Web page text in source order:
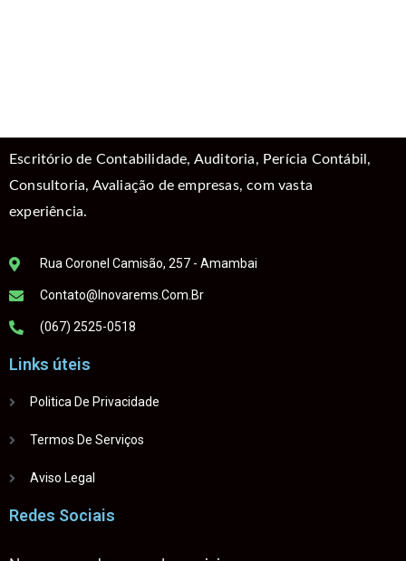
Escritório de Contabilidade, Auditoria, Perícia Contábil,
Consultoria, Avaliação de empresas, com vasta
experiência.
Rua Coronel Camisão, 257 - Amambai
Contato@inovarems.com.br
(067) 2525-0518
Links úteis
Politica De Privacidade
Termos De Serviços
Aviso Legal
Redes Sociais